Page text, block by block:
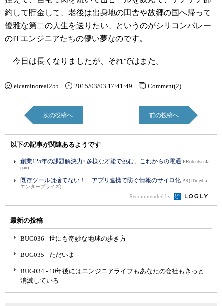
約して貯金して、老後は出身地の田舎や故郷の国へ帰って
優雅な第二の人生を送りたい、というのがシリコンバレー
のITエンジニアたちの儚い夢なのです。
今日は長くなりましたが、それではまた。
elcaminoreal255 2015/03/03 17:41:49 Comment(2)
次の投稿へ 前の投稿へ
以下の記事が関連あるようです
創業125年の課題解決力×多様な才能で挑む、これからの電通 PR(dentsu Ja
pan)
既存ツールは捨てない！ アプリ連携で防ぐ情報のサイロ化 PR(ITmedia
エンタープライズ)
Recommended by
最新の投稿
BUG036 - 世にも奇妙な地球の歩き方
BUG035 - ただいま
BUG034 - 10年後にはエンジニアライフもあなたの会社もきっと
消滅している